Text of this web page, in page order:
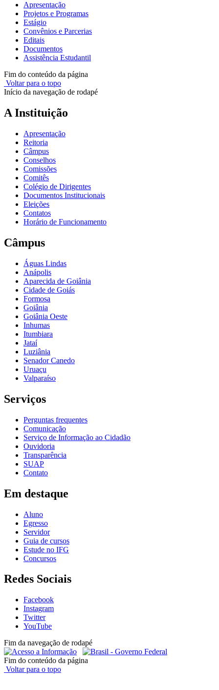
Apresentação
Projetos e Programas
Estágio
Convênios e Parcerias
Editais
Documentos
Assistência Estudantil
Fim do conteúdo da página
Voltar para o topo
Início da navegação de rodapé
A Instituição
Apresentação
Reitoria
Câmpus
Conselhos
Comissões
Comitês
Colégio de Dirigentes
Documentos Institucionais
Eleições
Contatos
Horário de Funcionamento
Câmpus
Águas Lindas
Anápolis
Aparecida de Goiânia
Cidade de Goiás
Formosa
Goiânia
Goiânia Oeste
Inhumas
Itumbiara
Jataí
Luziânia
Senador Canedo
Uruaçu
Valparaíso
Serviços
Perguntas frequentes
Comunicação
Serviço de Informação ao Cidadão
Ouvidoria
Transparência
SUAP
Contato
Em destaque
Aluno
Egresso
Servidor
Guia de cursos
Estude no IFG
Concursos
Redes Sociais
Facebook
Instagram
Twitter
YouTube
Fim da navegação de rodapé
Fim do conteúdo da página
Voltar para o topo